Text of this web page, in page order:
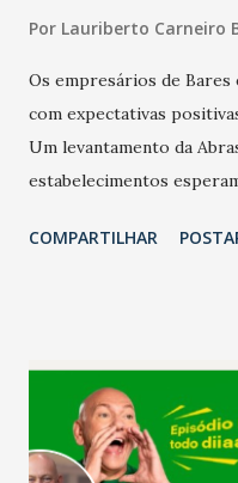
Por Lauriberto Carneiro
Os empresários de Bares
com expectativas
Um levantamento da
estabelecimentos
relação ao último
confraternizações de fim
Salário para um número
país tem a menor taxa de
COMPARTILHAR